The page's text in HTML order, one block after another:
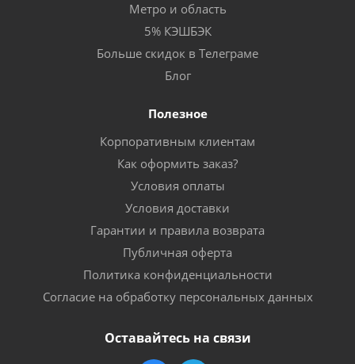
Метро и область
5% КЭШБЭК
Больше скидок в Телеграме
Блог
Полезное
Корпоративным клиентам
Как оформить заказ?
Условия оплаты
Условия доставки
Гарантии и правила возврата
Публичная оферта
Политика конфиденциальности
Согласие на обработку персональных данных
Оставайтесь на связи